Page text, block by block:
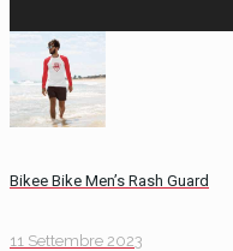
Bikee Bike Men’s Rash Guard
11 Settembre 2023